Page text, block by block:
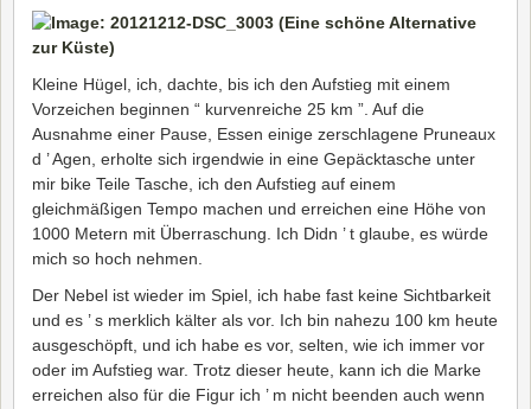
Kleine Hügel, ich, dachte, bis ich den Aufstieg mit einem
Vorzeichen beginnen “ kurvenreiche 25 km ”. Auf die
Ausnahme einer Pause, Essen einige zerschlagene Pruneaux
d ’ Agen, erholte sich irgendwie in eine Gepäcktasche unter
mir bike Teile Tasche, ich den Aufstieg auf einem
gleichmäßigen Tempo machen und erreichen eine Höhe von
1000 Metern mit Überraschung. Ich Didn ’ t glaube, es würde
mich so hoch nehmen.
Der Nebel ist wieder im Spiel, ich habe fast keine Sichtbarkeit
und es ’ s merklich kälter als vor. Ich bin nahezu 100 km heute
ausgeschöpft, und ich habe es vor, selten, wie ich immer vor
oder im Aufstieg war. Trotz dieser heute, kann ich die Marke
erreichen also für die Figur ich ’ m nicht beenden auch wenn